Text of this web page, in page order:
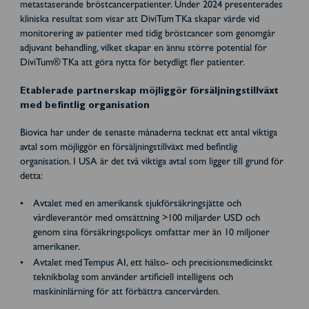
metastaserande bröstcancerpatienter. Under 2024 presenterades
kliniska resultat som visar att DiviTum TKa skapar värde vid
monitorering av patienter med tidig bröstcancer som genomgår
adjuvant behandling, vilket skapar en ännu större potential för
DiviTum® TKa att göra nytta för betydligt fler patienter.
Etablerade partnerskap möjliggör försäljningstillväxt
med befintlig organisation
Biovica har under de senaste månaderna tecknat ett antal viktiga
avtal som möjliggör en försäljningstillväxt med befintlig
organisation. I USA är det två viktiga avtal som ligger till grund för
detta:
Avtalet med en amerikansk sjukförsäkringsjätte och
vårdleverantör med omsättning >100 miljarder USD och
genom sina försäkringspolicys omfattar mer än 10 miljoner
amerikaner.
Avtalet med Tempus AI, ett hälso- och precisionsmedicinskt
teknikbolag som använder artificiell intelligens och
maskininlärning för att förbättra cancervården.